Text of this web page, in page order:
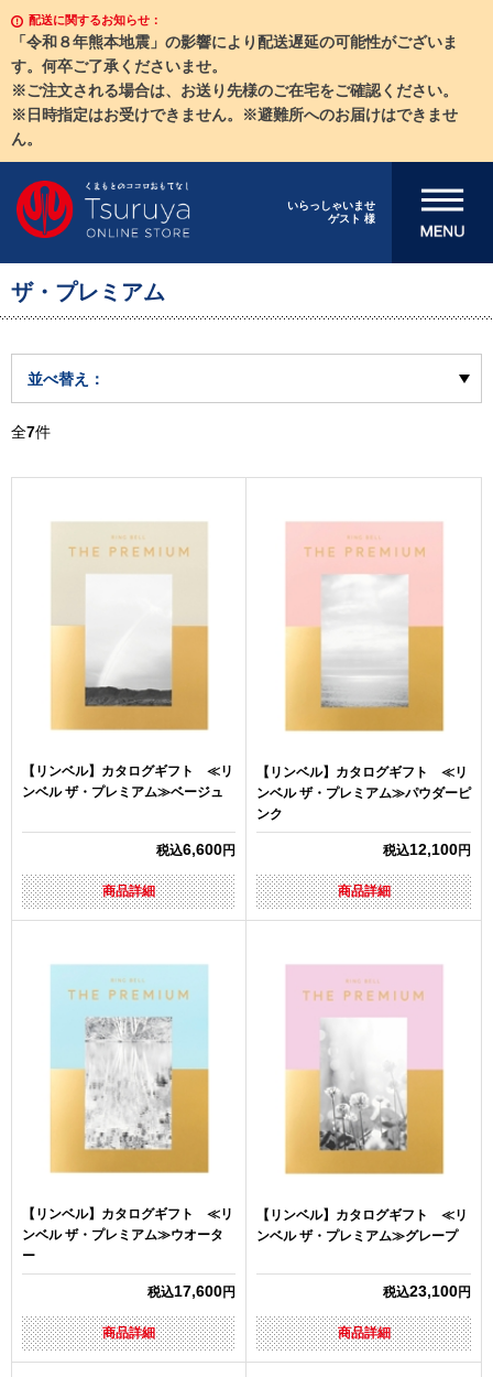
配送に関するお知らせ：
「令和８年熊本地震」の影響により配送遅延の可能性がございま
す。何卒ご了承くださいませ。
※ご注文される場合は、お送り先様のご在宅をご確認ください。
※日時指定はお受けできません。※避難所へのお届けはできませ
ん。
いらっしゃいませ
ゲスト 様
メニューを開
ザ・プレミアム
並べ替え：
全7件
【リンベル】カタログギフト ≪リ
ンベル ザ・プレミアム≫ベージュ
税込6,600円
商品詳細
【リンベル】カタログギフト ≪リ
ンベル ザ・プレミアム≫パウダーピ
ンク
税込12,100円
商品詳細
【リンベル】カタログギフト ≪リ
ンベル ザ・プレミアム≫ウオータ
ー
税込17,600円
商品詳細
【リンベル】カタログギフト ≪リ
ンベル ザ・プレミアム≫グレープ
税込23,100円
商品詳細